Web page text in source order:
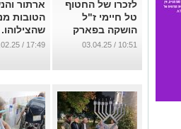
לזכרו של החטוף
טל חיימי ז"ל
הושקה בפארק
המדע בנס ציונה
10:51 / 03.04.25
ארתור
הטובות
שהצילוהו.
...
17:49 / 20.02.25